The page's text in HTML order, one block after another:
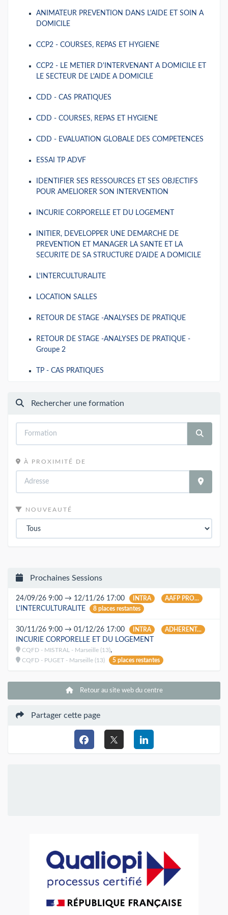
ANIMATEUR PREVENTION DANS L'AIDE ET SOIN A
DOMICILE
CCP2 - COURSES, REPAS ET HYGIENE
CCP2 - LE METIER D'INTERVENANT A DOMICILE ET
LE SECTEUR DE L'AIDE A DOMICILE
CDD - CAS PRATIQUES
CDD - COURSES, REPAS ET HYGIENE
CDD - EVALUATION GLOBALE DES COMPETENCES
ESSAI TP ADVF
IDENTIFIER SES RESSOURCES ET SES OBJECTIFS
POUR AMELIORER SON INTERVENTION
INCURIE CORPORELLE ET DU LOGEMENT
INITIER, DEVELOPPER UNE DEMARCHE DE
PREVENTION ET MANAGER LA SANTE ET LA
SECURITE DE SA STRUCTURE D'AIDE A DOMICILE
L'INTERCULTURALITE
LOCATION SALLES
RETOUR DE STAGE -ANALYSES DE PRATIQUE
RETOUR DE STAGE -ANALYSES DE PRATIQUE -
Groupe 2
TP - CAS PRATIQUES
Rechercher une formation
À PROXIMITÉ DE
NOUVEAUTÉ
Prochaines Sessions
24/09/26 9:00 → 12/11/26 17:00 INTRA AAFP PRO...
L'INTERCULTURALITE 8 places restantes
30/11/26 9:00 → 01/12/26 17:00 INTRA ADHERENT...
INCURIE CORPORELLE ET DU LOGEMENT
CQFD - MISTRAL - Marseille (13),
CQFD - PUGET - Marseille (13) 5 places restantes
Retour au site web du centre
Partager cette page